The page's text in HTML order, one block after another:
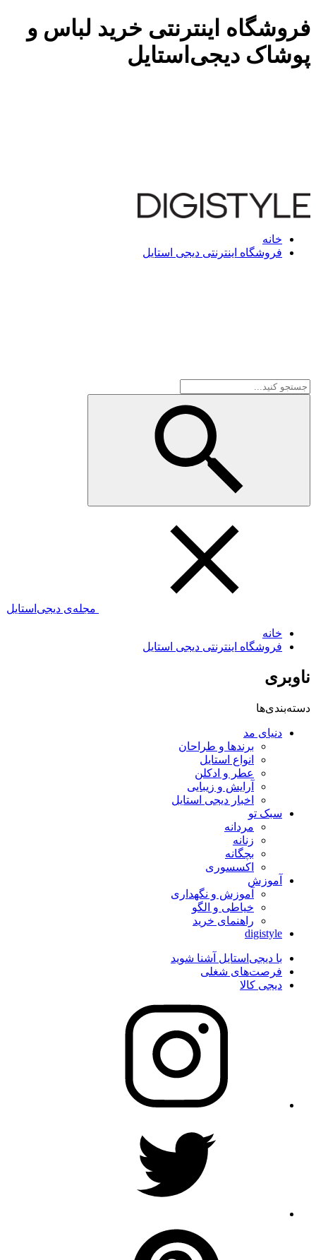
فروشگاه اینترنتی خرید لباس و
پوشاک دیجی‌استایل
خانه
فروشگاه اینترنتی دیجی استایل
مجله‌ی دیجی‌استایل
خانه
فروشگاه اینترنتی دیجی استایل
ناوبری
دسته‌بندی‌ها
دنیای مد
برندها و طراحان
انواع استایل
عطر و ادکلن
آرایش و زیبایی
اخبار دیجی استایل
سبک تو
مردانه
زنانه
بچگانه
اکسسوری
آموزش
آموزش و نگهداری
خیاطی و الگو
راهنمای خرید
digistyle
با دیجی‌استایل آشنا شوید
فرصت‌های شغلی
دیجی کالا